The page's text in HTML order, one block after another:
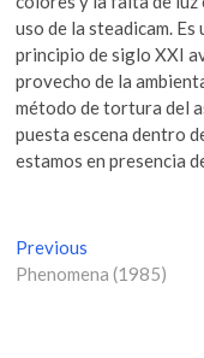
uso de la steadicam.
principio de siglo XXI
provecho de la
método de tortura del
puesta escena dentro
estamos en presencia
N
a
Previous
r
Phenomena (1985)